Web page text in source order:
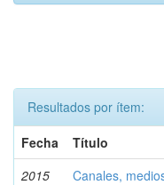
Resultados por ítem:
Fecha
Título
2015
Canales,